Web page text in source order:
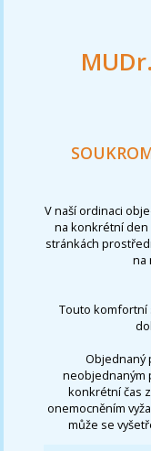
V naší ordinaci
na konkrétní den
stránkách
na
Touto komfortní
Objednaný
neobjednaným
konkrétní čas
onemocněním
může se